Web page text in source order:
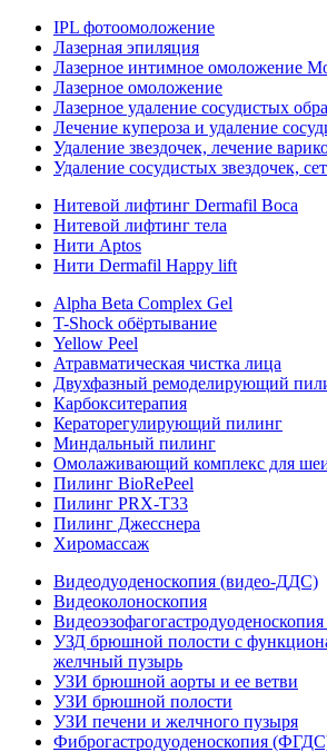
IPL фотоомоложение
Лазерная эпиляция
Лазерное интимное омоложение
Лазерное омоложение
Лазерное удаление сосудистых
Лечение купероза и удаление
Удаление звездочек, лечение
Удаление сосудистых звездочек,
Нитевой лифтинг Dermafil Boca
Нитевой лифтинг тела
Нити Aptos
Нити Dermafil Happy lift
Alpha Beta Complex Gel
T-Shock обёртывание
Yellow Peel
Атравматическая чистка лица
Двухфазный ремоделирующий
Карбокситерапия
Кераторегулирующий пилинг
Миндальный пилинг
Омолаживающий комплекс для шеи
Пилинг BioRePeel
Пилинг PRX-T33
Пилинг Джесснера
Хиромассаж
Видеодуоденоскопия (видео-ДДС)
Видеоколоноскопия
УЗД брюшной полости с
желчный пузырь
УЗИ брюшной аорты и ее ветви
УЗИ брюшной полости
УЗИ печени и желчного пузыря
Фиброгастродуоденоскопия